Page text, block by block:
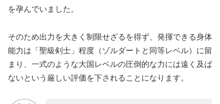
を孕んでいました。
そのため出力を大きく制限せざるを得ず、発揮できる身体
能力は「聖級剣士」程度（ゾルダートと同等レベル）に留
まり、一式のような大国レベルの圧倒的な力には遠く及ば
ないという厳しい評価を下されることになります。